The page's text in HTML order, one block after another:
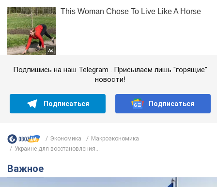
Подпишись на наш Telegram . Присылаем лишь "горящие"
новости!
Подписаться Подписаться
Экономика
Mакроэкономика
Украине для восстановления...
Важное